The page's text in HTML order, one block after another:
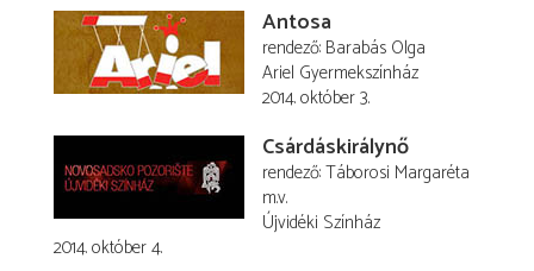
Antosa
rendező Barabás Olga
Ariel Gyermekszínház
2014. október 3.
Csárdáskirálynő
rendező Táborosi Margaréta
m.v.
Újvidéki Színház
2014. október 4.